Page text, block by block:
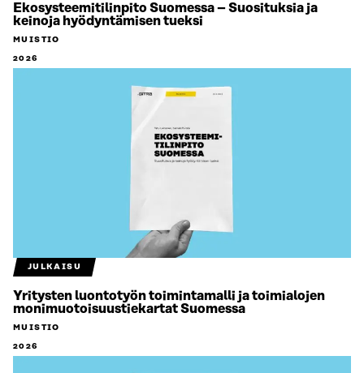
Ekosysteemitilinpito Suomessa – Suosituksia ja
keinoja hyödyntämisen tueksi
MUISTIO
2026
JULKAISU
Yritysten luontotyön toimintamalli ja toimialojen
monimuotoisuustiekartat Suomessa
MUISTIO
2026